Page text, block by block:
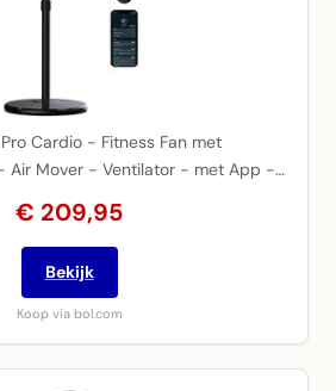
Pro Cardio - Fitness Fan met
Air Mover - Ventilator - met App -…
€ 209,95
Bekijk
Koop via bol.com